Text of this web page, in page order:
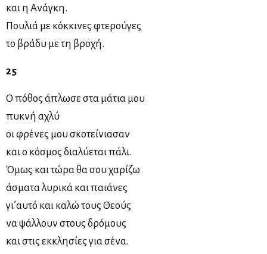
και η Ανάγκη.
Πουλιά με κόκκινες φτερούγες
το βράδυ με τη βροχή.
25
Ο πόθος άπλωσε στα μάτια μου
πυκνή αχλύ
οι φρένες μου σκοτείνιασαν
και ο κόσμος διαλύεται πάλι.
Όμως και τώρα θα σου χαρίζω
άσματα λυρικά και παιάνες
γι΄αυτό και καλώ τους Θεούς
να ψάλλουν στους δρόμους
και στις εκκλησίες για σένα.